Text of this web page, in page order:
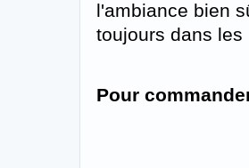
l'ambiance bien
toujours dans les
Pour